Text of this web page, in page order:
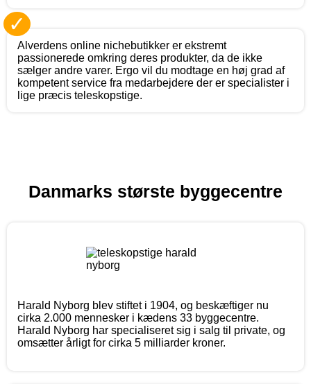
✓
Alverdens online nichebutikker er ekstremt
passionerede omkring deres produkter, da de ikke
sælger andre varer. Ergo vil du modtage en høj grad af
kompetent service fra medarbejdere der er specialister i
lige præcis teleskopstige.
Danmarks største byggecentre
Harald Nyborg blev stiftet i 1904, og beskæftiger nu
cirka 2.000 mennesker i kædens 33 byggecentre.
Harald Nyborg har specialiseret sig i salg til private, og
omsætter årligt for cirka 5 milliarder kroner.